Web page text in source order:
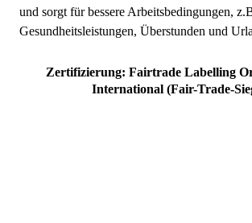
und sorgt für bessere Arbeitsbedingungen,
Gesundheitsleistungen, Überstunden und
Zertifizierung: Fairtrade Labelling
International (Fair-Trade-